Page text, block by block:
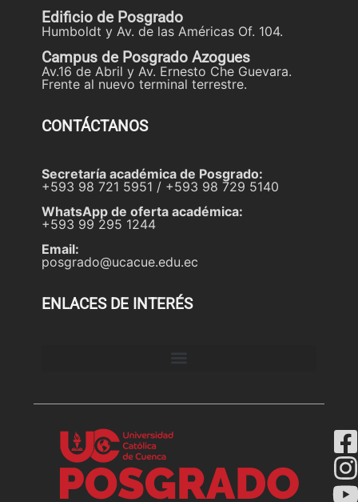
Edificio de Posgrado
Humboldt y Av. de las Américas Of. 104.
Campus de Posgrado Azogues
Av.16 de Abril y Av. Ernesto Che Guevara.
Frente al nuevo terminal terrestre.
CONTÁCTANOS
Secretaría académica de Posgrado:
+593 98 721 5951 / +593 98 729 5140
WhatsApp de oferta académica:
+593 99 295 1244
Email:
posgrado@ucacue.edu.ec
ENLACES DE INTERÉS